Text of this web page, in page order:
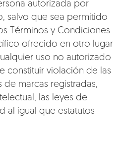
autorizada por
salvo que sea permitido
Términos y Condiciones
ofrecido en otro lugar
uso no autorizado
constituir violación de las
de marcas registradas,
las leyes de
al igual que estatutos